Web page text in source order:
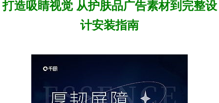
打造吸睛视觉 从护肤品广告素材到完整设
计安装指南